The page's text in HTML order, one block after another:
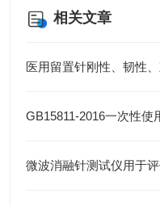
相关文章
医用留置针刚性、韧性
GB15811-2016一次性使
微波消融针测试仪用于